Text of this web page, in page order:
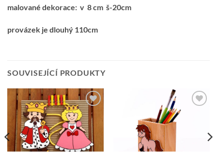
malované dekorace: v 8 cm š-20cm
provázek je dlouhý 110cm
SOUVISEJÍCÍ PRODUKTY
Přidat k
oblíbeným
Přidat k